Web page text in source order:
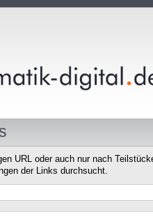
URL oder auch nur nach
der Links durchsucht.